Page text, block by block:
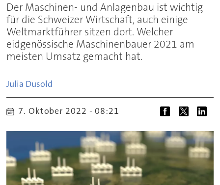
Der Maschinen- und Anlagenbau ist wichtig
für die Schweizer Wirtschaft, auch einige
Weltmarktführer sitzen dort. Welcher
eidgenössische Maschinenbauer 2021 am
meisten Umsatz gemacht hat.
Julia Dusold
7. Oktober 2022 - 08:21